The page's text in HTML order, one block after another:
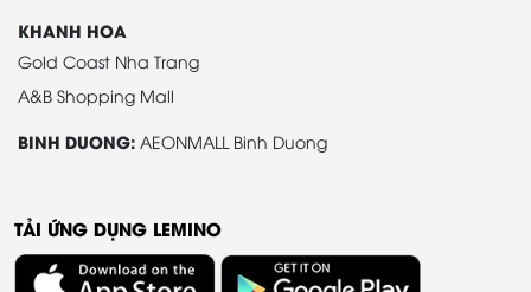
KHANH HOA
Gold Coast Nha Trang
A&B Shopping Mall
BINH DUONG: AEONMALL Binh Duong
TẢI ỨNG DỤNG LEMINO